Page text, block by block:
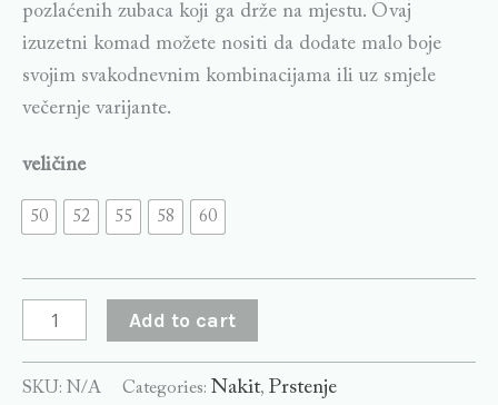
pozlaćenih zubaca koji ga drže na mjestu. Ovaj
izuzetni komad možete nositi da dodate malo boje
svojim svakodnevnim kombinacijama ili uz smjele
večernje varijante.
veličine
50 52 55 58 60
Add to cart
SKU: N/A Categories: Nakit, Prstenje